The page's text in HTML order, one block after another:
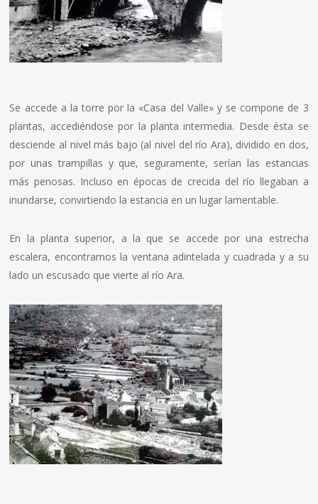
Se accede a la torre por la «Casa del Valle» y se compone de 3
plantas, accediéndose por la planta intermedia. Desde ésta se
desciende al nivel más bajo (al nivel del río Ara), dividido en dos,
por unas trampillas y que, seguramente, serían las estancias
más penosas. Incluso en épocas de crecida del río llegaban a
inundarse, convirtiendo la estancia en un lugar lamentable.
En la planta superior, a la que se accede por una estrecha
escalera, encontramos la ventana adintelada y cuadrada y a su
lado un escusado que vierte al río Ara.